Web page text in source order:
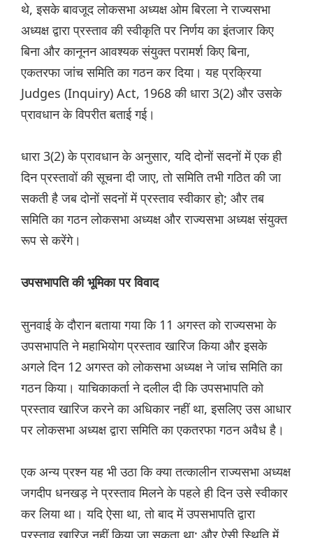
थे, इसके बावजूद लोकसभा अध्यक्ष ओम बिरला ने राज्यसभा
अध्यक्ष द्वारा प्रस्ताव की स्वीकृति पर निर्णय का इंतजार किए
बिना और कानूनन आवश्यक संयुक्त परामर्श किए बिना,
एकतरफा जांच समिति का गठन कर दिया। यह प्रक्रिया
Judges (Inquiry) Act, 1968 की धारा 3(2) और उसके
प्रावधान के विपरीत बताई गई।
धारा 3(2) के प्रावधान के अनुसार, यदि दोनों सदनों में एक ही
दिन प्रस्तावों की सूचना दी जाए, तो समिति तभी गठित की जा
सकती है जब दोनों सदनों में प्रस्ताव स्वीकार हो; और तब
समिति का गठन लोकसभा अध्यक्ष और राज्यसभा अध्यक्ष संयुक्त
रूप से करेंगे।
उपसभापति की भूमिका पर विवाद
सुनवाई के दौरान बताया गया कि 11 अगस्त को राज्यसभा के
उपसभापति ने महाभियोग प्रस्ताव खारिज किया और इसके
अगले दिन 12 अगस्त को लोकसभा अध्यक्ष ने जांच समिति का
गठन किया। याचिकाकर्ता ने दलील दी कि उपसभापति को
प्रस्ताव खारिज करने का अधिकार नहीं था, इसलिए उस आधार
पर लोकसभा अध्यक्ष द्वारा समिति का एकतरफा गठन अवैध है।
एक अन्य प्रश्न यह भी उठा कि क्या तत्कालीन राज्यसभा अध्यक्ष
जगदीप धनखड़ ने प्रस्ताव मिलने के पहले ही दिन उसे स्वीकार
कर लिया था। यदि ऐसा था, तो बाद में उपसभापति द्वारा